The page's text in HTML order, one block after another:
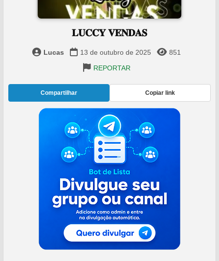
𝐋𝐔𝐂𝐂𝐘 𝐕𝐄𝐍𝐃𝐀𝐒
Lucas 13 de outubro de 2025
851
REPORTAR
Compartilhar Copiar link